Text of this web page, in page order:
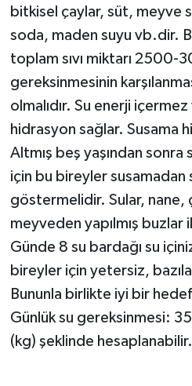
bitkisel çaylar, süt, meyve
soda, maden suyu vb.dir.
toplam sıvı miktarı 2500-
gereksinmesinin
olmalıdır. Su enerji
hidrasyon sağlar. Susama
Altmış beş yaşından sonra
için bu bireyler susamadan
göstermelidir. Sular, nane,
meyveden yapılmış buzlar
Günde 8 su bardağı su
bireyler için yetersiz,
Bununla birlikte iyi bir
Günlük su gereksinmesi: 35
(kg) şeklinde hesaplanabilir.